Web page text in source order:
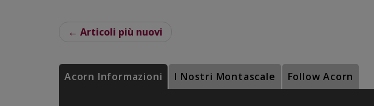
← Articoli più nuovi
Acorn Informazioni I Nostri Montascale Follow Acorn